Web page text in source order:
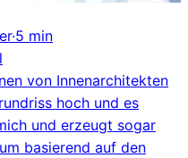
·5 min
von Innenarchitekten
hoch und es
und erzeugt sogar
basierend auf den